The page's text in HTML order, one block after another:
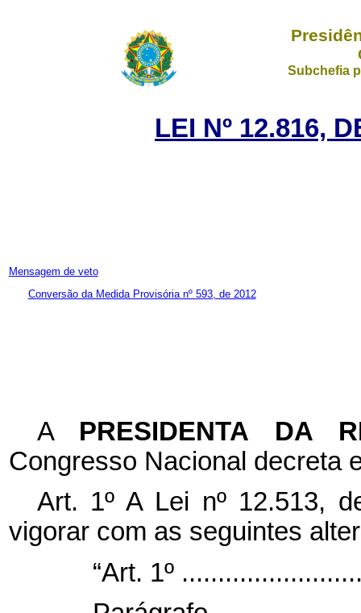
Subchefia
LEI Nº 12.816,
Mensagem de veto
Conversão da Medida Provisória nº 593, de 2012
A PRESIDENTA DA
Congresso Nacional decreta
Art. 1º A Lei nº 12.513,
vigorar com as seguintes
“Art. 1º